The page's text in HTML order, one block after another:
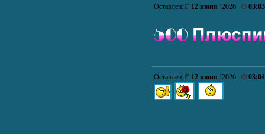
Оставлен: 12 июня ’2026 03:03
Оставлен: 12 июня ’2026 03:04